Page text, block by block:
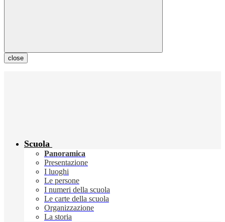
close
Scuola
Panoramica
Presentazione
I luoghi
Le persone
I numeri della scuola
Le carte della scuola
Organizzazione
La storia